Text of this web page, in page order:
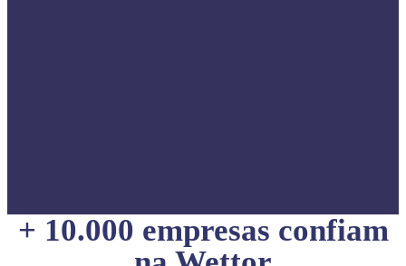
+ 10.000 empresas confiam